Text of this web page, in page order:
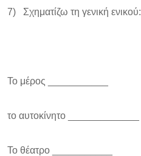
7) Σχηματίζω τη γενική ενικού:
Το μέρος ___________
το αυτοκίνητο _____________
Το θέατρο ___________